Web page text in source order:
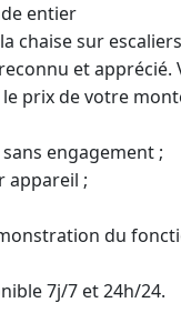
entier
chaise sur
et apprécié.
prix de votre
engagement ;
appareil ;
du
7j/7 et 24h/24.